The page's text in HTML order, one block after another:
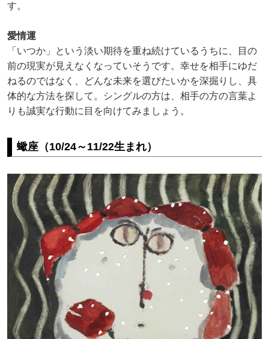
す。
愛情運
「いつか」という淡い期待を重ね続けているうちに、目の
前の現実が見えなくなっていそうです。幸せを相手にゆだ
ねるのではなく、どんな未来を選びたいかを深掘りし、具
体的な方法を探して。シングルの方は、相手の方の言葉よ
りも誠実な行動に目を向けてみましょう。
蠍座（10/24～11/22生まれ）